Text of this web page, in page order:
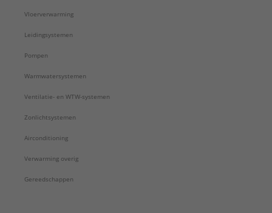
Vloerverwarming
Leidingsystemen
Pompen
Warmwatersystemen
Ventilatie- en WTW-systemen
Zonlichtsystemen
Airconditioning
Verwarming overig
Gereedschappen